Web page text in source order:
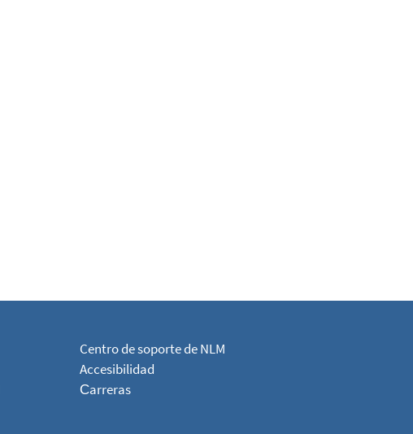
Centro de soporte de NLM
Accesibilidad
Сarreras